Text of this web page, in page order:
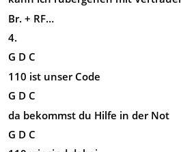
Br. + RF…
4.
G D C
110 ist unser Code
G D C
da bekommst du Hilfe in der Not
G D C